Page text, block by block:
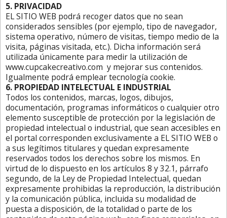
5. PRIVACIDAD
EL SITIO WEB podrá recoger datos que no sean
considerados sensibles (por ejemplo, tipo de navegador,
sistema operativo, número de visitas, tiempo medio de la
visita, páginas visitada, etc.). Dicha información será
utilizada únicamente para medir la utilización de
www.cupcakecreativo.com y mejorar sus contenidos.
Igualmente podrá emplear tecnología cookie.
6. PROPIEDAD INTELECTUAL E INDUSTRIAL
Todos los contenidos, marcas, logos, dibujos,
documentación, programas informáticos o cualquier otro
elemento susceptible de protección por la legislación de
propiedad intelectual o industrial, que sean accesibles en
el portal corresponden exclusivamente a EL SITIO WEB o
a sus legítimos titulares y quedan expresamente
reservados todos los derechos sobre los mismos. En
virtud de lo dispuesto en los artículos 8 y 32.1, párrafo
segundo, de la Ley de Propiedad Intelectual, quedan
expresamente prohibidas la reproducción, la distribución
y la comunicación pública, incluida su modalidad de
puesta a disposición, de la totalidad o parte de los